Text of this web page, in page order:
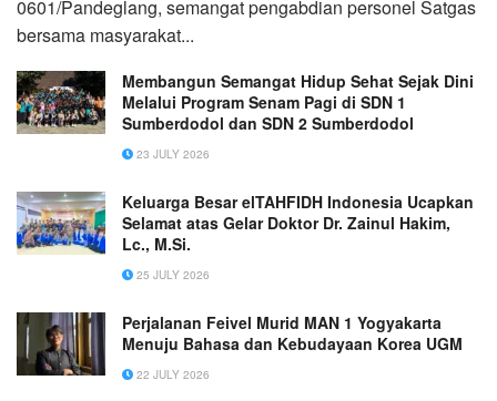
0601/Pandeglang, semangat pengabdian personel Satgas
bersama masyarakat...
Membangun Semangat Hidup Sehat Sejak Dini
Melalui Program Senam Pagi di SDN 1
Sumberdodol dan SDN 2 Sumberdodol
23 JULY 2026
Keluarga Besar elTAHFIDH Indonesia Ucapkan
Selamat atas Gelar Doktor Dr. Zainul Hakim,
Lc., M.Si.
25 JULY 2026
Perjalanan Feivel Murid MAN 1 Yogyakarta
Menuju Bahasa dan Kebudayaan Korea UGM
22 JULY 2026